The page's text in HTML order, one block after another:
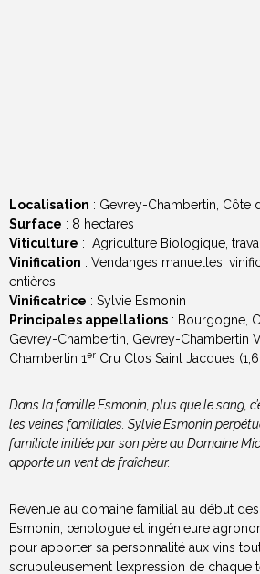
Localisation : Gevrey-Chambertin, Côte
Surface : 8 hectares
Viticulture : Agriculture Biologique,
Vinification : Vendanges manuelles,
entières
Vinificatrice : Sylvie Esmonin
Principales appellations : Bourgogne,
Gevrey-Chambertin, Gevrey-Chambertin
Chambertin 1er Cru Clos Saint Jacques
Dans la famille Esmonin, plus que le sang,
les veines familiales. Sylvie Esmonin
familiale initiée par son père au Domaine
apporte un vent de fraîcheur.
Revenue au domaine familial au début
Esmonin, œnologue et ingénieure
pour apporter sa personnalité aux vins
scrupuleusement l’expression de chaque